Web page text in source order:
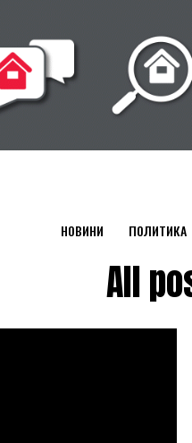
НОВИНИ ПОЛИТИКА
All